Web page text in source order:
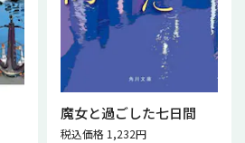
魔女と過ごした七日間
税込価格 1,232円